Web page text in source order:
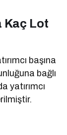
Kaç Lot
başına
bağlı
yatırımcı